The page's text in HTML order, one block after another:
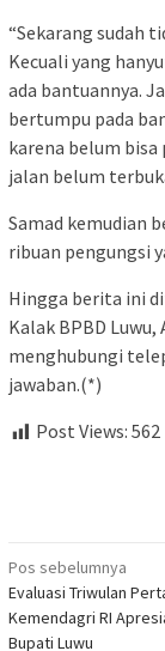
“Sekarang sudah
Kecuali yang
ada bantuannya.
bertumpu pada
karena belum bisa
jalan belum
Samad kemudian
ribuan pengungsi
Hingga berita ini
Kalak BPBD
menghubungi
jawaban.(*)
Post Views: 562
Navigasi
pos
Pos sebelumnya
Evaluasi Triwulan
Kemendagri RI
Bupati Luwu